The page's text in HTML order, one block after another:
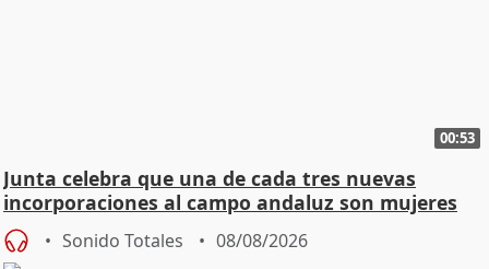
00:53
Junta celebra que una de cada tres nuevas
incorporaciones al campo andaluz son mujeres
jóvenes
Sonido Totales 08/08/2026